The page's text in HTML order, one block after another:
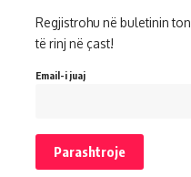
Regjistrohu në buletinin
të rinj në çast!
Email-i juaj